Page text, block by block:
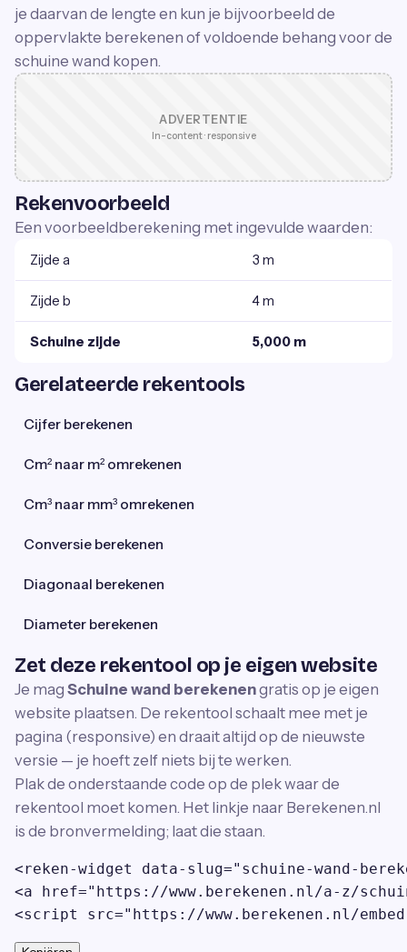
je daarvan de lengte en kun je bijvoorbeeld de
oppervlakte berekenen of voldoende behang voor de
schuine wand kopen.
ADVERTENTIE
In-content · responsive
Rekenvoorbeeld
Een voorbeeldberekening met ingevulde waarden:
Zijde a 3 m
Zijde b 4 m
Schuine zijde 5,000 m
Gerelateerde rekentools
Cijfer berekenen
Cm² naar m² omrekenen
Cm³ naar mm³ omrekenen
Conversie berekenen
Diagonaal berekenen
Diameter berekenen
Zet deze rekentool op je eigen website
Je mag Schuine wand berekenengratis op je eigen
website plaatsen. De rekentool schaalt mee met je
pagina (responsive) en draait altijd op de nieuwste
versie — je hoeft zelf niets bij te werken.
Plak de onderstaande code op de plek waar de
rekentool moet komen. Het linkje naar Berekenen.nl
is de bronvermelding; laat die staan.
<reken-widget data-slug="schuine-wand-
<a href="https://www.berekenen.nl/a-z/
<script src="https://www.berekenen.nl/